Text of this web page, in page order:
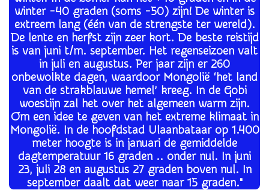
winter -40 graden (soms -50) zijn! De winter is
extreem lang (één van de strengste ter wereld).
De lente en herfst zijn zeer kort. De beste reistijd
is van juni t/m. september. Het regenseizoen valt
in juli en augustus. Per jaar zijn er 260
onbewolkte dagen, waardoor Mongolië ‘het land
van de strakblauwe hemel’ kreeg. In de Gobi
woestijn zal het over het algemeen warm zijn.
Om een idee te geven van het extreme klimaat in
Mongolië. In de hoofdstad Ulaanbataar op 1.400
meter hoogte is in januari de gemiddelde
dagtemperatuur 16 graden .. onder nul. In juni
23, juli 28 en augustus 27 graden boven nul. In
september daalt dat weer naar 15 graden."